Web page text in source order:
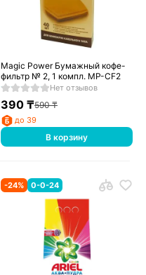
Magic Power Бумажный кофе-
фильтр № 2, 1 компл. МР-CF2
Нет отзывов
390 ₸590₸
до 39
В корзину
-24% 0-0-24